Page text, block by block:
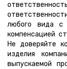
любого вида с
компенсацией
Не доверяйте
изделия
выпускаемой